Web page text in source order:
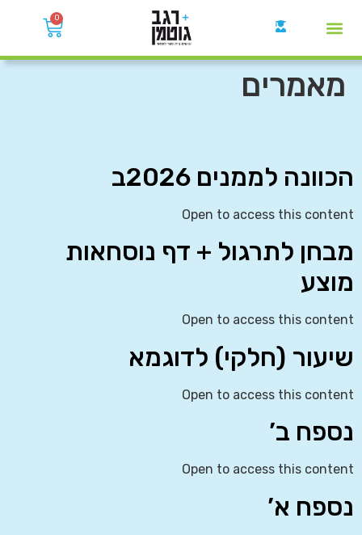
0
מאמרים
הכוונה לממנים 2026ב
Open to access this content
מבחן לתרגול + דף נוסחאות
מוצע
Open to access this content
שיעור (חלקי) לדוגמא
Open to access this content
נספח ב’
Open to access this content
נספח א’